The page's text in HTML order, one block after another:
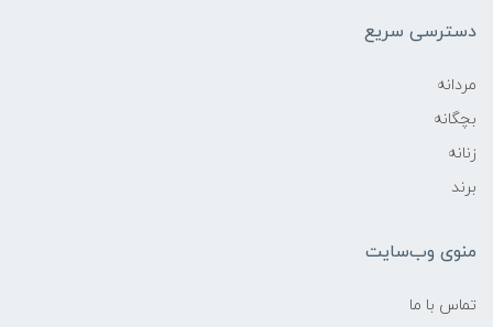
دسترسی سریع
مردانه
بچگانه
زنانه
برند
منوی وب‌سایت
تماس با ما